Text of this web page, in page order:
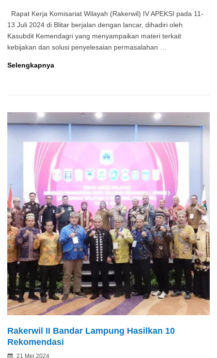
Rapat Kerja Komisariat Wilayah (Rakerwil) IV APEKSI pada 11-
13 Juli 2024 di Blitar berjalan dengan lancar, dihadiri oleh
Kasubdit Kemendagri yang menyampaikan materi terkait
kebijakan dan solusi penyelesaian permasalahan …
Selengkapnya13
Rakerwil II Bandar Lampung Hasilkan 10
Rekomendasi
Posted
21 Mei 2024